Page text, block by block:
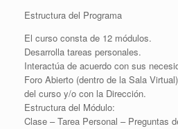
Estructura del Programa
El curso consta de 12 módulos.
Desarrolla tareas personales.
Interactúa de acuerdo con sus
Foro Abierto (dentro de la Sala
del curso y/o con la Dirección.
Estructura del Módulo:
Clase – Tarea Personal – Preguntas